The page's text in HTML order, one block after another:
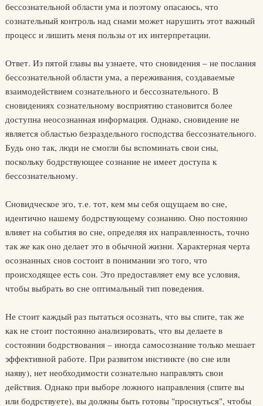
бессознательной области ума и поэтому опасаюсь, что
сознательный контроль над снами может нарушить этот важный
процесс и лишить меня пользы от их интерпретации.
Ответ. Из пятой главы вы узнаете, что сновидения – не послания
бессознательной области ума, а переживания, создаваемые
взаимодействием сознательного и бессознательного. В
сновидениях сознательному восприятию становится более
доступна неосознанная информация. Однако, сновидение не
является областью безраздельного господства бессознательного.
Будь оно так, люди не смогли бы вспоминать свои сны,
поскольку бодрствующее сознание не имеет доступа к
бессознательному.
Сновидческое эго, т.е. тот, кем мы себя ощущаем во сне,
идентично нашему бодрствующему сознанию. Оно постоянно
влияет на события во сне, определяя их направленность, точно
так же как оно делает это в обычной жизни. Характерная черта
осознанных снов состоит в понимании эго того, что
происходящее есть сон. Это предоставляет ему все условия,
чтобы выбрать во сне оптимальный тип поведения.
Не стоит каждый раз пытаться осознать, что вы спите, так же
как не стоит постоянно анализировать, что вы делаете в
состоянии бодрствования – иногда самосознание только мешает
эффективной работе. При развитом инстинкте (во сне или
наяву), нет необходимости сознательно направлять свои
действия. Однако при выборе ложного направления (спите вы
или бодрствуете), вы должны быть готовы "проснуться", чтобы